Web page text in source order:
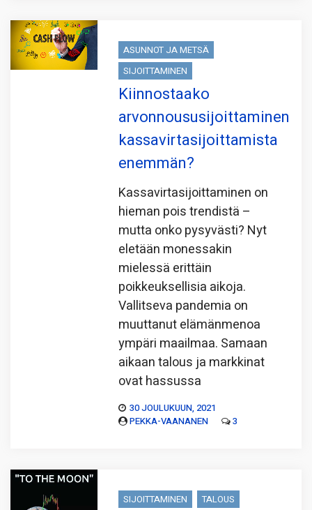
ASUNNOT JA METSÄ
SIJOITTAMINEN
Kiinnostaako
arvonnoususijoittaminen
kassavirtasijoittamista
enemmän?
Kassavirtasijoittaminen on
hieman pois trendistä –
mutta onko pysyvästi? Nyt
eletään monessakin
mielessä erittäin
poikkeuksellisia aikoja.
Vallitseva pandemia on
muuttanut elämänmenoa
ympäri maailmaa. Samaan
aikaan talous ja markkinat
ovat hassussa
30 JOULUKUUN, 2021
PEKKA-VAANANEN
3
SIJOITTAMINEN TALOUS